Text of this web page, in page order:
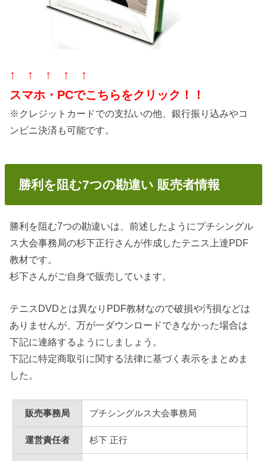
↑ ↑ ↑ ↑ ↑
スマホ・PCでこちらをクリック！！
※クレジットカードでの支払いの他、銀行振り込みやコ
ンビニ決済も可能です。
勝利を阻む7つの勘違い 販売者情報
勝利を阻む7つの勘違いは、前述したようにプチシングル
ス大会事務局の杉下正行さんが作成したテニス上達PDF
教材です。
杉下さんがご自身で販売しています。
テニスDVDとは異なりPDF教材なので破損や汚損などは
ありませんが、万が一ダウンロードできなかった場合は
下記に連絡するようにしましょう。
下記に特定商取引に関する法律に基づく表示をまとめま
した。
販売事務局 プチシングルス大会事務局
運営責任者 杉下 正行